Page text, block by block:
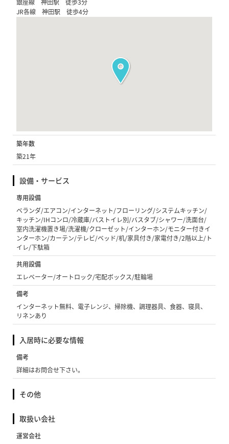
銀座線 神田駅 徒歩3分
JR各線 神田駅 徒歩4分
築年数
築21年
設備・サービス
専用設備
ベランダ/エアコン/インターネット/フローリング/システムキッチン/
キッチン/IHコンロ/冷蔵庫/バストイレ別/バスタブ/シャワー/洗面台/
室内洗濯機置き場/洗濯機/クローゼット/インターホン/モニター付きイ
ンターホン/カーテン/テレビ/ベッド/机/家具付き/家電付き/2階以上/ト
イレ/下駄箱
共用設備
エレベーター/オートロック/宅配ボックス/駐輪場
備考
インターネット無料、電子レンジ、掃除機、調理器具、食器、寝具、
リネンあり
入居時に必要な情報
備考
詳細はお問合せ下さい。
その他
取扱い会社
運営会社